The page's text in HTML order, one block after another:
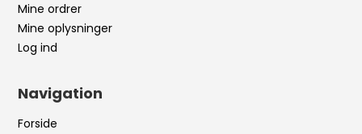
Mine ordrer
Mine oplysninger
Log ind
Navigation
Forside